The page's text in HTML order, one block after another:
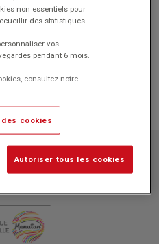
Papeteries Pichon
non essentiels pour
des statistiques.
vos
pendant 6 mois.
consultez notre
cookies
Autoriser tous les cookies